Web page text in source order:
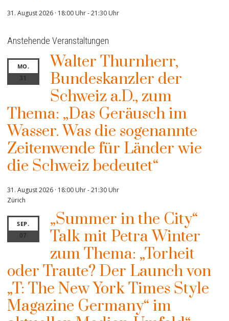
31. August 2026 · 18:00 Uhr-21:30 Uhr
Anstehende Veranstaltungen
MO.
31
Walter Thurnherr,
Bundeskanzler der
Schweiz a.D., zum
Thema: „Das Geräusch im
Wasser. Was die sogenannte
Zeitenwende für Länder wie
die Schweiz bedeutet“
31. August 2026 · 18:00 Uhr-21:30 Uhr
Zürich
SEP.
07
„Summer in the City“
Talk mit Petra Winter
zum Thema: „Torheit
oder Traute? Der Launch von
„T: The New York Times Style
Magazine Germany“ im